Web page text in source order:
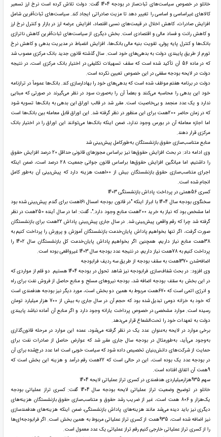
خانلو در خصوص سیاست‌های ثبات‌ساز در بودجه 1404 گفت: دولت تلاش کرده است نرخ ارز تسعیر
کالاهای غیراساسی و اساسی را تغییر دهد تا مزیت صادراتی ایجاد کند. سیاست‌های ثبات‌آفرین شامل
افزایش صادرات، کاهش اخلال در قیمت‌های نسبی اقتصاد، افزایش عرضه ارز در بازار و کنترل نرخ ارز
و کاهش رانت و فساد مالی و اقتصادی است. بخش دیگری از سیاست‌های ثبات‌آفرین کاهش ناترازی
بانک‌ها و کنترل پایه پولی، تقویت بنیه مالی بانک‌ها، افزایش انضباط در مدیریت بدهی و کاهش نرخ
تورم از طریق پایبندی دولت به بدهی‌های خود است. سال گذشته قانون جدید بانک مرکزی مصوب شد
که در ماده 56 آن تأکید شده است که سقف تسهیلات تکلیفی در اختیار بانک مرکزی است، در نتیجه
دولت در لایحه بودجه سقفی در این خصوص تعیین نکرده است.
دولت در برنامه هفتم موظف شده است که بدهی‌های خود را بهادارسازی کند. بانک‌ها عموماً در ترازنامه
خود این بدهی را محاسبه می‌کنند و بعضاً آن را به‌صورت سود در نظر می‌گیرند در صورتی که مبنایی
ندارد و یک عدد منجمد و بی‌خاصیت است. مقرر شد در قالب اوراق این بدهی به بانک‌ها تسویه شود
که در زمان حاضر 200همت برای این منظور در نظر گرفته شد. این اوراق قابل معامله بین بانک‌ها است
اما اجازه معامله آن در بورس وجود ندارد، ضمن اینکه بانک‌ها می‌توانند این اوراق را در اختیار بانک
مرکزی قرار دهند.
منابع متناسب‌سازی حقوق بازنشستگان به‌طورکامل پیش‌بینی شد
وی ادامه داد: در بحث افزایش حقوق‌ها نیز براساس مجوزهای قانونی حداقل 20 درصد افزایش حقوق
را داشتیم، اما میانگین افزایش حقوق‌ها براساس قانون جوانی جمعیت 28 درصد است، ضمن اینکه
اجرای متناسب‌سازی حقوق بازنشستگان بیش از 100همت هزینه دارد که پیش‌بینی آن به‌طور کامل
انجام شده است.
کسری 56همتی در پرداخت پاداش بازنشستگی 1403
سخنگوی بودجه سال 1404 با ابراز اینکه "در قانون بودجه امسال 161همت برای گندم پیش‌بینی شده بود
اما مشخص بود که نیاز به خرید 200همت منابع وجود دارد."، گفت: اما در سال آینده 250همت در نظر
گرفته شد چرا که رقم واقعی پیش‌بینی شد. در سال جاری پیش‌بینی پاداش 22همت برای بازنشستگان
صورت گرفت، اگر تنها بخواهیم پاداش پایان‌خدمت بازنشستگان آموزش و پرورش را پرداخت کنیم به
38همت منابع نیاز داریم، همچنین اگر بخواهیم پاداش پایان‌خدمت کل بازنشستگان سال 1402 را
پرداخت کنیم به 78همت نیاز داریم، در نتیجه عدد بودجه سال 1403 غیرواقعی بوده است.
اضافه‌شدن 1370همت به سقف بودجه از طریق سه ردیف فرابودجه
وی افزود: در بحث شفاف‌سازی فرابودجه نیز شاهد تحول در بودجه 1404 هستیم. دو قلم از مواردی که
در این بخش به سقف بودجه اضافه شد، بودجه نیروهای مسلح و منابع حاصل از فروش نفت برای راه
و انرژی اتمی است که 670همت مربوط به همین دو بخش است، مورد دیگر نیز بودجه هدفمندی است
که خود به خزانه دومی تبدیل شده بود که حجم آن در سال جاری به بیش از 700 هزار میلیارد تومان
رسیده است. موارد مشخصی در خصوص پرداخت یارانه وجود دارد و اگر منابع آن آماده نباشد پایبندی
دولت به تعهدات خود را تحت‌الشعاع قرار می‌دهد.
برخی موارد در لایحه به‌عنوان عدد یک در نظر گرفته می‌شود، عمده این موارد در مرحله قانون‌گذاری
به‌وجود می‌آید، به‌طورمثال در بودجه سال جاری مقرر شد که عوارض حاصل از صادرات نفت برای
حمایت از شرکت‌های دانش‌بنیان تخصیص داده شود که سیاست خوبی است اما عدد درج‌شده برای آن
در بودجه عدد یک بوده است، این در حالی است که 22همت رقم درآمد و هزینه این بخش است که
9همت آن اتفاق افتاده است.
سهم 935هزارمیلیاردی هدفمندی در کسری تراز عملیاتی لایحه 1404
خانلو در توضیح وضعیت تراز عملیاتی لایحه بودجه سال 1404 گفت: کسری تراز عملیاتی بودجه
یک‌هزار و 806 همت است، غیر از ضریب رشد حقوق و متناسب‌سازی حقوق بازنشستگان هزینه‌های
دیگری نیز باید دیده می‌شد مانند هزینه‌های پاداش بازنشستگی، ضمن اینکه هزینه‌های هدفمندسازی
نیز اضافه شده است، 935همت از کسری تراز عملیاتی مربوط به همین بخش است. اگر فرابودجه‌ای‌ها
را از کسری تراز عملیاتی خارجی کنیم رقم تراز عملیاتی یک عدد معمول است.